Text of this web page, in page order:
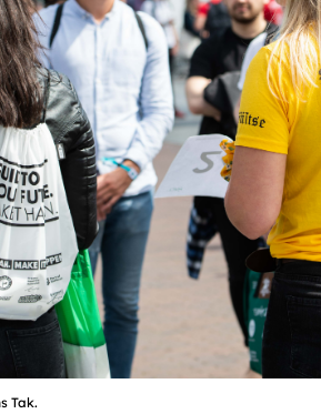
Tak.